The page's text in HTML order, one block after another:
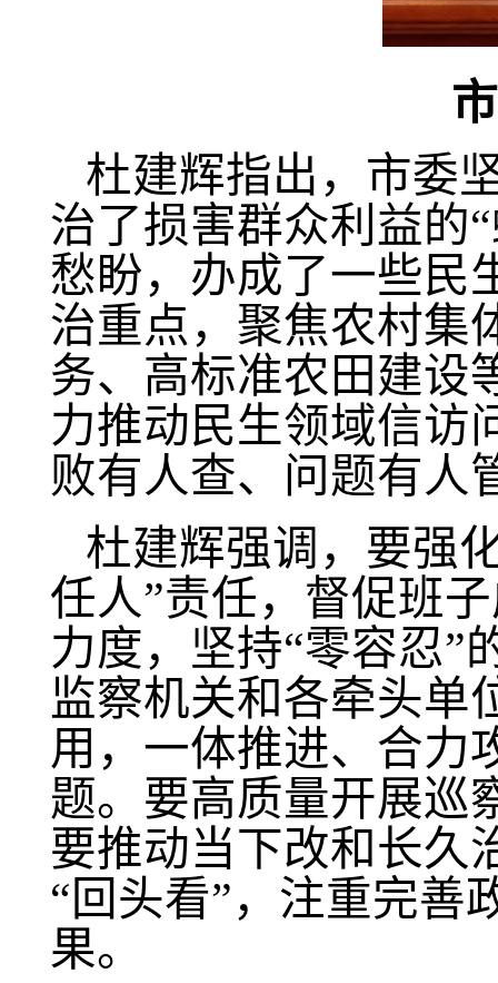
杜建辉指出 ， 市委
治了损害群众利益的
愁盼，办成了一些民
治重点，聚焦农村集
务、高标准农田建设
力推动民生领域信访
败有人查、问题有人
杜建辉强调 ， 要强
任人”责任，督促班
力度，坚持“零容忍”
监察机关和各牵头单
用，一体推进、合力
题。要高质量开展巡
要推动当下改和长久
“回头看”，注重完善
果。